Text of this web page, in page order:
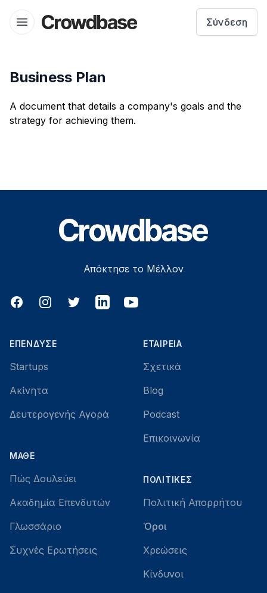
Open menu
Crowdbase logo Σύνδεση
Business Plan
A document that details a company's goals and the
strategy for achieving them.
Απόκτησε το Μέλλον
FacebookInstagramTwitter LinkedInYouTube
ΕΠΈΝΔΥΣΕ
Startups
Ακίνητα
Δευτερογενής Αγορά
ΜΆΘΕ
Πώς Δουλεύει
Ακαδημία Επενδυτών
Γλωσσάριο
Συχνές Ερωτήσεις
ΕΤΑΙΡΕΊΑ
Σχετικά
Blog
Podcast
Επικοινωνία
ΠΟΛΙΤΙΚΈΣ
Πολιτική Απορρήτου
Όροι
Χρεώσεις
Κίνδυνοι